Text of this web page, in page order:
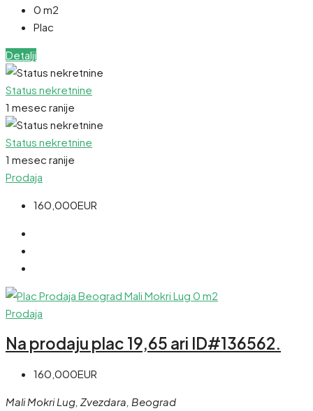
0 m2
Plac
Detalji
Status nekretnine
1 mesec ranije
Status nekretnine
1 mesec ranije
Prodaja
160,000EUR
Prodaja
Na prodaju plac 19,65 ari ID#136562.
160,000EUR
Mali Mokri Lug, Zvezdara, Beograd